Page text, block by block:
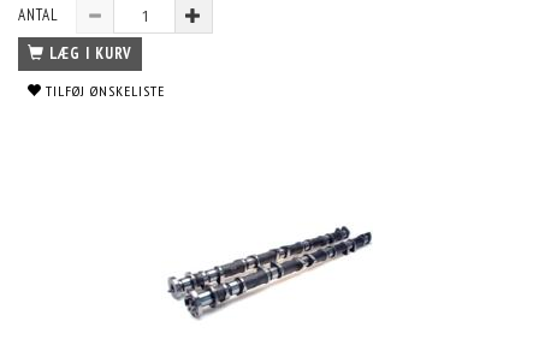
ANTAL
LÆG I KURV
TILFØJ ØNSKELISTE